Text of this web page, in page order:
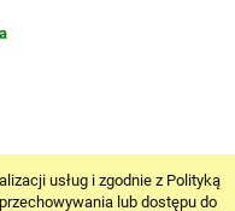
usług i zgodnie z Polityką
lub dostępu do
strony